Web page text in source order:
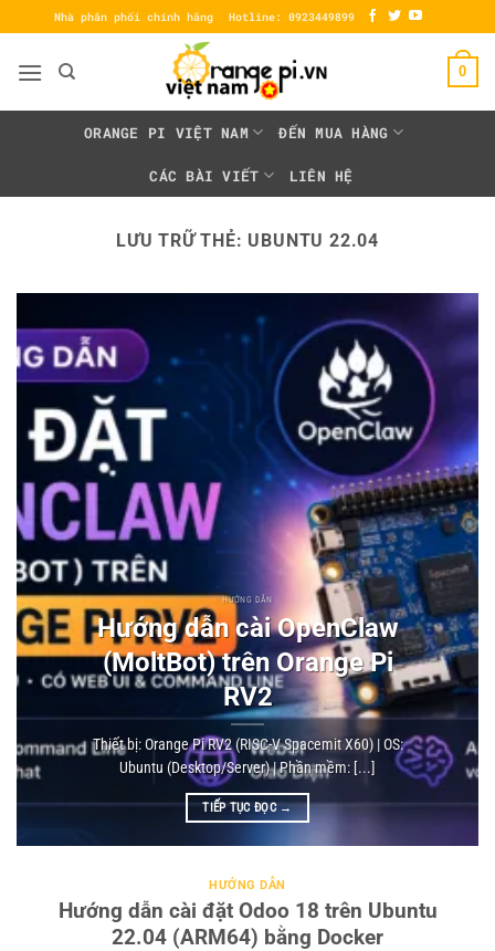
qua
nội
Nhà phân phối chính hãng Hotline: 0923449899
0
ORANGE PI VIỆT NAM ĐẾN MUA HÀNG
CÁC BÀI VIẾT LIÊN HỆ
LƯU TRỮ THẺ: UBUNTU 22.04
HƯỚNG DẪN
Hướng dẫn cài OpenClaw
(MoltBot) trên Orange Pi
RV2
Thiết bị: Orange Pi RV2 (RISC-V Spacemit X60) | OS:
Ubuntu (Desktop/Server) | Phần mềm: [...]
TIẾP TỤC ĐỌC→
HƯỚNG DẪN
Hướng dẫn cài đặt Odoo 18 trên Ubuntu
22.04 (ARM64) bằng Docker